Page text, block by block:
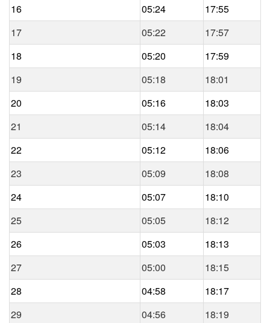
16
05:24
17:55
17
05:22
17:57
18
05:20
17:59
19
05:18
18:01
20
05:16
18:03
21
05:14
18:04
22
05:12
18:06
23
05:09
18:08
24
05:07
18:10
25
05:05
18:12
26
05:03
18:13
27
05:00
18:15
28
04:58
18:17
29
04:56
18:19